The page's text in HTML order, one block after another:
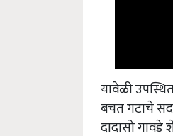
यावेळी
बचत गटाचे
दादासो गावडे